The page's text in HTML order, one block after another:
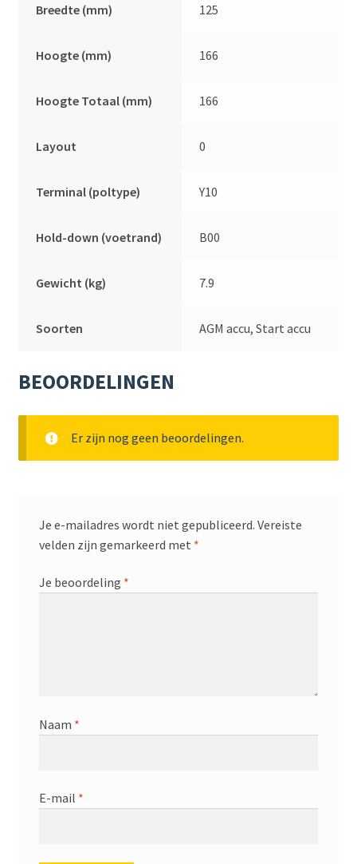
Breedte (mm) 125
Hoogte (mm) 166
Hoogte Totaal (mm) 166
Layout 0
Terminal (poltype) Y10
Hold-down (voetrand) B00
Gewicht (kg) 7.9
Soorten AGM accu, Start accu
BEOORDELINGEN
Er zijn nog geen beoordelingen.
Je e-mailadres wordt niet gepubliceerd. Vereiste
velden zijn gemarkeerd met *
Je beoordeling *
Naam *
E-mail *